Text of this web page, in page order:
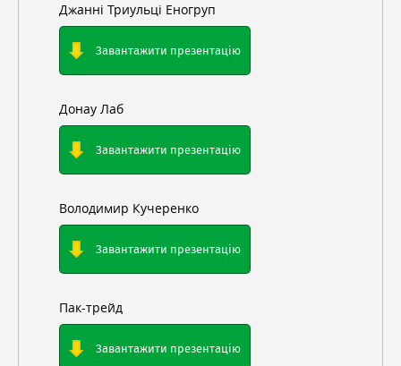
Джанні Триульці Еногруп
Завантажити презентацію
Донау Лаб
Завантажити презентацію
Володимир Кучеренко
Завантажити презентацію
Пак-трейд
Завантажити презентацію